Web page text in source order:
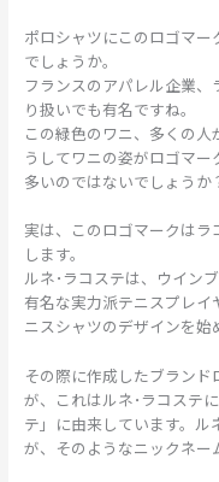
ポロシャツにこのロゴマ
でしょうか。
フランスのアパレル企業
り扱いでも有名ですね。
この緑色のワニ、多くの
うしてワニの姿がロゴマ
多いのではないでしょうか
実は、このロゴマークは
します。
ルネ･ラコステは、ウイン
有名な実力派テニスプレ
ニスシャツのデザインを始
その際に作成したブラン
が、これはルネ･ラコステ
テ」に由来しています。
が、そのようなニックネー